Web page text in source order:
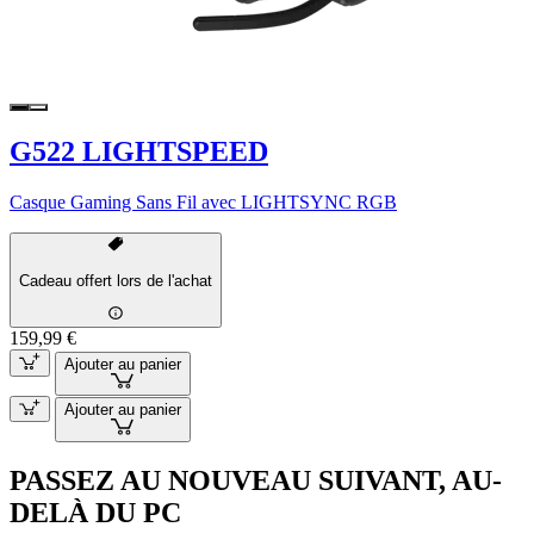
G522 LIGHTSPEED
Casque Gaming Sans Fil avec LIGHTSYNC RGB
Cadeau offert lors de l'achat
159,99 €
Ajouter au panier
Ajouter au panier
PASSEZ AU NOUVEAU SUIVANT, AU-
DELÀ DU PC